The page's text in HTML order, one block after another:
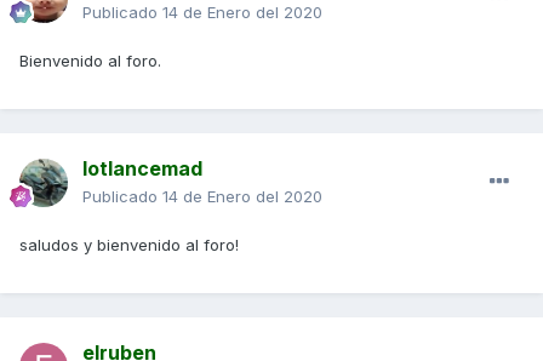
Publicado 14 de Enero del 2020
Bienvenido al foro.
lotlancemad
Publicado 14 de Enero del 2020
saludos y bienvenido al foro!
elruben